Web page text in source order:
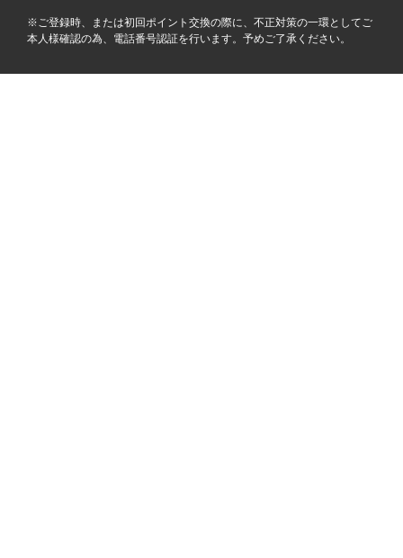
※ご登録時、または初回ポイント交換の際に、不正対策の一環としてご
本人様確認の為、電話番号認証を行います。予めご了承ください。